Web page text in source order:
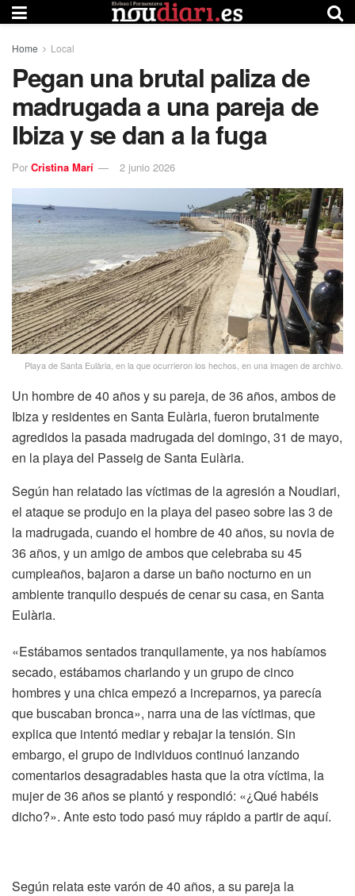
Home Local
Pegan una brutal paliza de
madrugada a una pareja de
Ibiza y se dan a la fuga
Por Cristina Marí 2 junio 2026
Playa de Santa Eulària, en la que ocurrieron los hechos, en una imagen de archivo.
Un hombre de 40 años y su pareja, de 36 años, ambos de
Ibiza y residentes en Santa Eulària, fueron brutalmente
agredidos la pasada madrugada del domingo, 31 de mayo,
en la playa del Passeig de Santa Eulària.
Según han relatado las víctimas de la agresión a Noudiari,
el ataque se produjo en la playa del paseo sobre las 3 de
la madrugada, cuando el hombre de 40 años, su novia de
36 años, y un amigo de ambos que celebraba su 45
cumpleaños, bajaron a darse un baño nocturno en un
ambiente tranquilo después de cenar su casa, en Santa
Eulària.
«Estábamos sentados tranquilamente, ya nos habíamos
secado, estábamos charlando y un grupo de cinco
hombres y una chica empezó a increparnos, ya parecía
que buscaban bronca», narra una de las víctimas, que
explica que intentó mediar y rebajar la tensión. Sin
embargo, el grupo de individuos continuó lanzando
comentarios desagradables hasta que la otra víctima, la
mujer de 36 años se plantó y respondió: «¿Qué habéis
dicho?». Ante esto todo pasó muy rápido a partir de aquí.
Según relata este varón de 40 años, a su pareja la